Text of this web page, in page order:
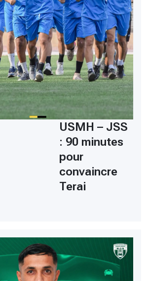
USMH – JSS
: 90 minutes
pour
convaincre
Terai